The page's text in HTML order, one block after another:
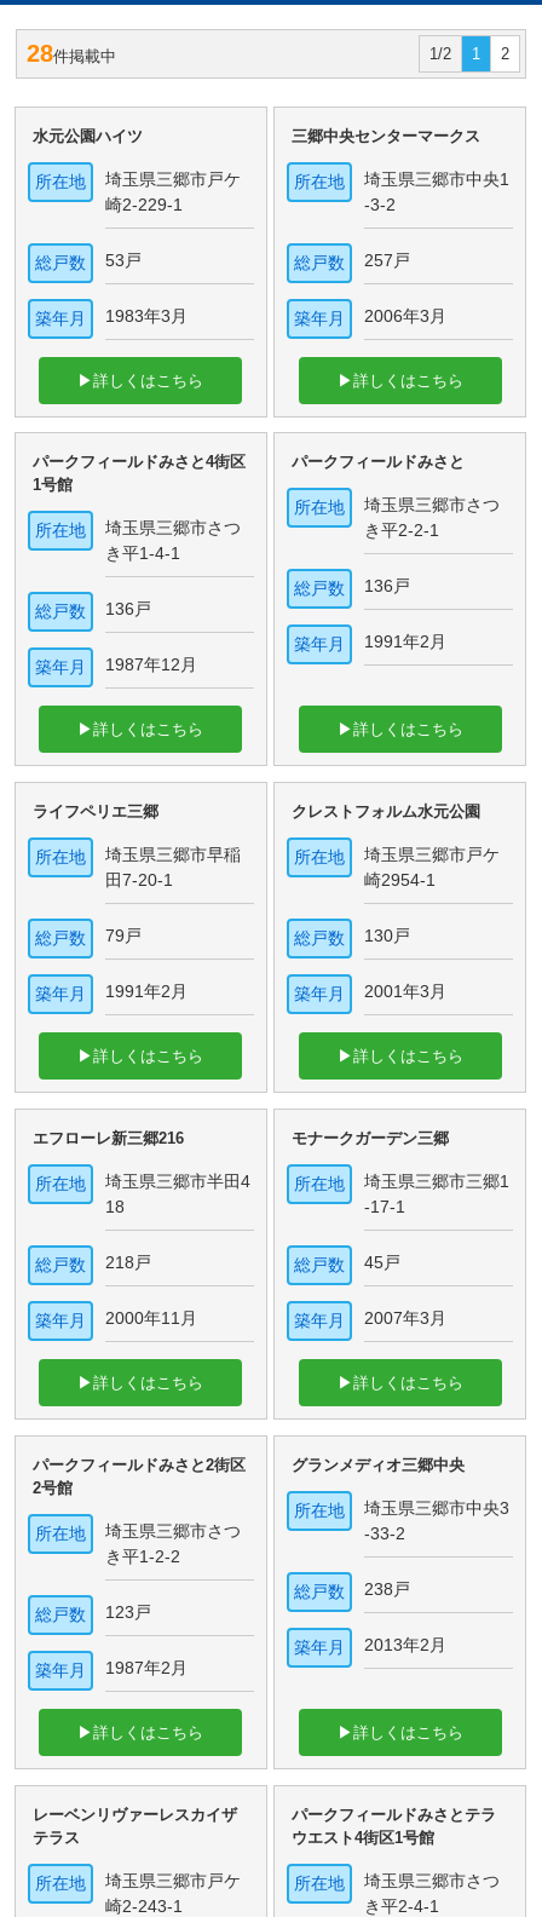
28件掲載中 1/2 1 2
水元公園ハイツ
所在地
埼玉県三郷市戸ケ
崎2-229-1
総戸数 53戸
築年月 1983年3月
▶詳しくはこちら
三郷中央センターマークス
所在地
埼玉県三郷市中央1
-3-2
総戸数 257戸
築年月 2006年3月
▶詳しくはこちら
パークフィールドみさと4街区
1号館
所在地
埼玉県三郷市さつ
き平1-4-1
総戸数 136戸
築年月 1987年12月
▶詳しくはこちら
パークフィールドみさと
所在地
埼玉県三郷市さつ
き平2-2-1
総戸数 136戸
築年月 1991年2月
▶詳しくはこちら
ライフペリエ三郷
所在地
埼玉県三郷市早稲
田7-20-1
総戸数 79戸
築年月 1991年2月
▶詳しくはこちら
クレストフォルム水元公園
所在地
埼玉県三郷市戸ケ
崎2954-1
総戸数 130戸
築年月 2001年3月
▶詳しくはこちら
エフローレ新三郷216
所在地
埼玉県三郷市半田4
18
総戸数 218戸
築年月 2000年11月
▶詳しくはこちら
モナークガーデン三郷
所在地
埼玉県三郷市三郷1
-17-1
総戸数 45戸
築年月 2007年3月
▶詳しくはこちら
パークフィールドみさと2街区
2号館
所在地
埼玉県三郷市さつ
き平1-2-2
総戸数 123戸
築年月 1987年2月
▶詳しくはこちら
グランメディオ三郷中央
所在地
埼玉県三郷市中央3
-33-2
総戸数 238戸
築年月 2013年2月
▶詳しくはこちら
レーベンリヴァーレスカイザ
テラス
所在地
埼玉県三郷市戸ケ
崎2-243-1
パークフィールドみさとテラ
ウエスト4街区1号館
所在地
埼玉県三郷市さつ
き平2-4-1